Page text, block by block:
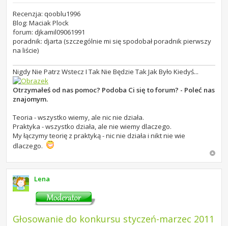
o
s
t
Recenzja: qooblu1996
Blog: Maciak Plock
forum: djkamil09061991
poradnik: djarta (szczególnie mi się spodobał poradnik pierwszy
na liście)
Nigdy Nie Patrz Wstecz I Tak Nie Będzie Tak Jak Było Kiedyś...
Otrzymałeś od nas pomoc? Podoba Ci się to forum? - Poleć nas
znajomym.
Teoria - wszystko wiemy, ale nic nie działa.
Praktyka - wszystko działa, ale nie wiemy dlaczego.
My łączymy teorię z praktyką - nic nie działa i nikt nie wie
dlaczego.
Lena
Głosowanie do konkursu styczeń-marzec 2011